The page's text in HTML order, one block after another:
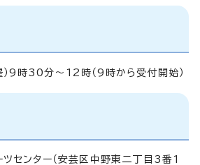
9時30分～12時（9時から受付開始）
ツセンター（安芸区中野東二丁目3番1